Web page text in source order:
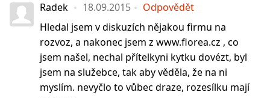
Radek 18.09.2015
Odpovědět
Hledal jsem v diskuzích nějakou firmu na
rozvoz, a nakonec jsem z www.florea.cz , co
jsem našel, nechal přítelkyni kytku dovézt, byl
jsem na služebce, tak aby věděla, že na ni
myslím. nevyčlo to vůbec draze, rozesílku mají